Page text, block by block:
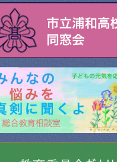
昭和43年 4月1日
前田 耕平 校長に就任。
昭和43年 8月
運動部室増築（15㎡）